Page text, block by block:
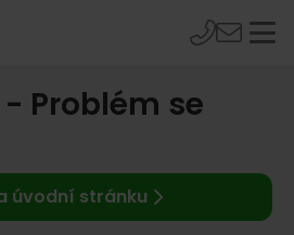
Problém se
úvodní stránku